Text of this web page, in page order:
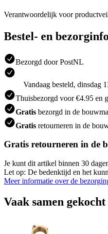
Verantwoordelijk voor
Bestel- en
Bezorgd door PostNL
Vandaag besteld, dinsdag
Thuisbezorgd voor €4.95 en
Gratis bezorgd in de
Gratis retourneren in de
Gratis retourneren in de
Je kunt dit artikel binnen 30
Let op: De bedenktijd en het
Meer informatie over de
Vaak samen gekocht